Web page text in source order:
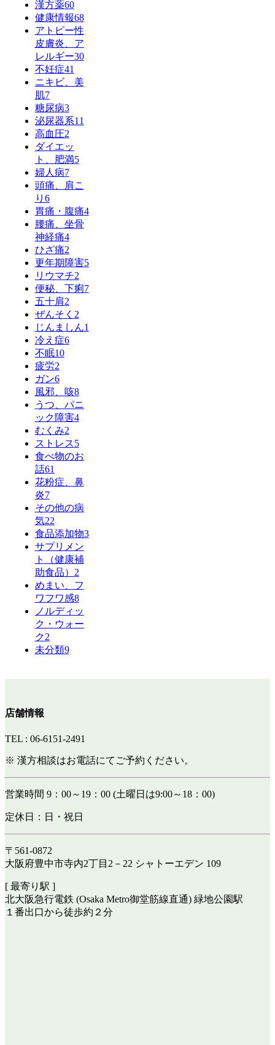
漢方薬60
健康情報68
アトピー性
皮膚炎、ア
レルギー30
不妊症41
ニキビ、美
肌7
糖尿病3
泌尿器系11
高血圧2
ダイエッ
ト、肥満5
婦人病7
頭痛、肩こ
り 6
胃痛・腹痛4
腰痛、坐骨
神経痛4
ひざ痛2
更年期障害5
リウマチ2
便秘、下痢7
五十肩2
ぜんそく 2
じんましん1
冷え症6
不眠10
疲労2
ガン6
風邪、咳8
うつ、パニ
ック障害4
むくみ2
ストレス5
食べ物のお
話61
花粉症、鼻
炎7
その他の病
気22
食品添加物3
サプリメン
ト（健康補
助食品） 2
めまい、フ
ワフワ感8
ノルディッ
ク・ウォー
ク2
未分類9
店舗情報
TEL : 06-6151-2491
※ 漢方相談はお電話にてご予約ください。
営業時間 9：00～19：00 (土曜日は9:00～18：00)
定休日：日・祝日
〒561-0872
大阪府豊中市寺内2丁目2－22 シャトーエデン 109
[ 最寄り駅 ]
北大阪急行電鉄 (Osaka Metro御堂筋線直通) 緑地公園駅
１番出口から徒歩約２分